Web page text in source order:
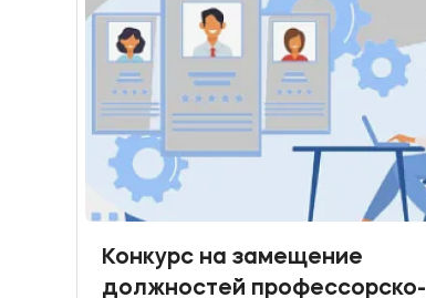
Конкурс на замещение
должностей профессорско-